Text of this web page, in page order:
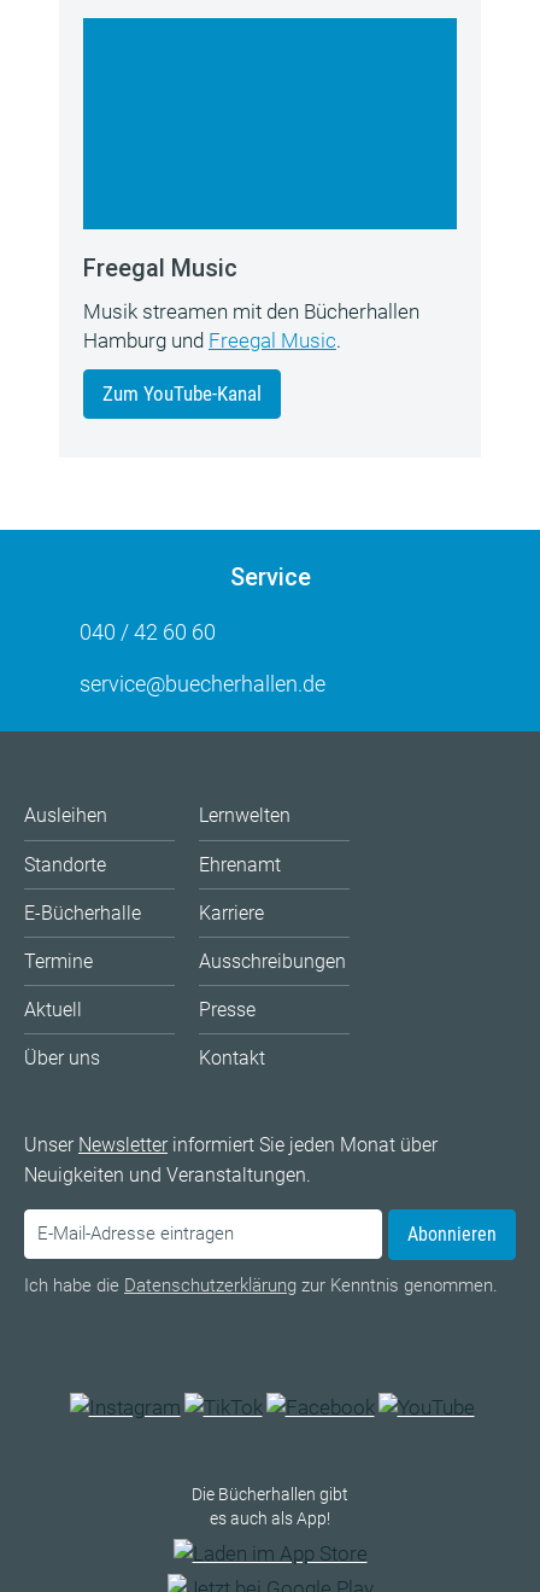
Freegal Music
Musik streamen mit den Bücherhallen
Hamburg und Freegal Music.
Zum YouTube-Kanal
Service
040 / 42 60 60
service@buecherhallen.de
Ausleihen
Standorte
E-Bücherhalle
Termine
Aktuell
Über uns
Lernwelten
Ehrenamt
Karriere
Ausschreibungen
Presse
Kontakt
Unser Newsletterinformiert Sie jeden Monat über
Neuigkeiten und Veranstaltungen.
Abonnieren
Ich habe die Datenschutzerklärung zur Kenntnis genommen.
Die Bücherhallen gibt
es auch als App!